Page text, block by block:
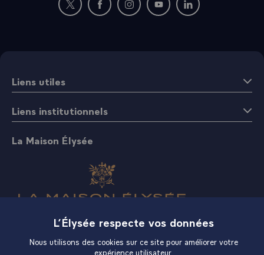
Nouvelle fenêtre : rejoignez-nous sur Twitter
Nouvelle fenêtre : rejoignez-nous sur
Nouvelle fenêtre : rejoignez-nous
Nouvelle fenêtre :
Nouvelle fenêtre :
Liens utiles
Liens institutionnels
La Maison Élysée
BoutiqueL’Élysée respecte vos données
Nous utilisons des cookies sur ce site pour améliorer votre
expérience utilisateur.